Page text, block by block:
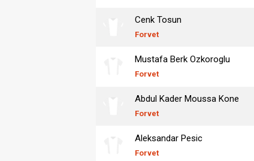
Cenk Tosun
Forvet
Mustafa Berk Ozkoroglu
Forvet
Abdul Kader Moussa Kone
Forvet
Aleksandar Pesic
Forvet